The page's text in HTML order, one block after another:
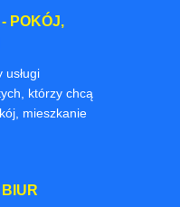
POKÓJ,
którzy chcą
mieszkanie